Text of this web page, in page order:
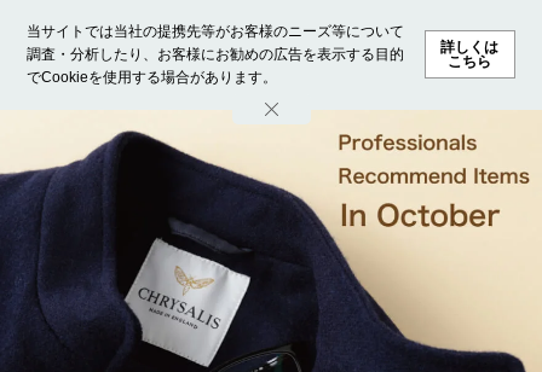
当サイトでは当社の提携先等がお客様のニーズ等について
調査・分析したり、お客様にお勧めの広告を表示する目的
でCookieを使用する場合があります。
詳しくは
こちら
ホーム モデル募集 ランキング ファッション ビューテ